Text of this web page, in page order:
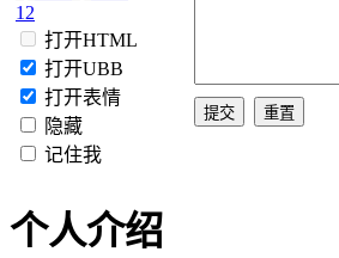
1 2
打开HTML
打开UBB
打开表情
隐藏
记住我
个人介绍